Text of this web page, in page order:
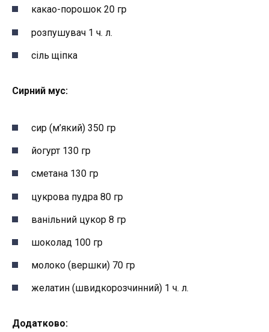
какао-порошок 20 гр
розпушувач 1 ч. л.
сіль щіпка
Сирний мус:
сир (м’який) 350 гр
йогурт 130 гр
сметана 130 гр
цукрова пудра 80 гр
ванільний цукор 8 гр
шоколад 100 гр
молоко (вершки) 70 гр
желатин (швидкорозчинний) 1 ч. л.
Додатково: